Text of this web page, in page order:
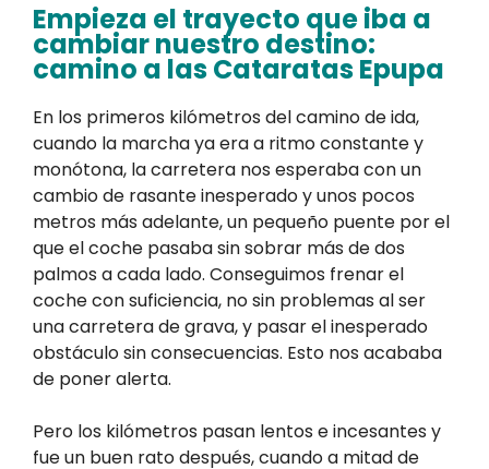
Empieza el trayecto que iba a
cambiar nuestro destino:
camino a las Cataratas Epupa
En los primeros kilómetros del camino de ida,
cuando la marcha ya era a ritmo constante y
monótona, la carretera nos esperaba con un
cambio de rasante inesperado y unos pocos
metros más adelante, un pequeño puente por el
que el coche pasaba sin sobrar más de dos
palmos a cada lado. Conseguimos frenar el
coche con suficiencia, no sin problemas al ser
una carretera de grava, y pasar el inesperado
obstáculo sin consecuencias. Esto nos acababa
de poner alerta.
Pero los kilómetros pasan lentos e incesantes y
fue un buen rato después, cuando a mitad de